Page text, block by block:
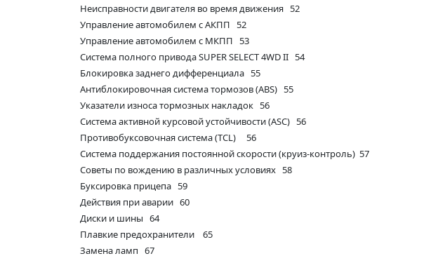
Неисправности двигателя во время движения 52
Управление автомобилем с АКПП 52
Управление автомобилем с МКПП 53
Система полного привода SUPER SELECT 4WD II 54
Блокировка заднего дифференциала 55
Антиблокировочная система тормозов (ABS) 55
Указатели износа тормозных накладок 56
Система активной курсовой устойчивости (ASC) 56
Противобуксовочная система (TCL) 56
Система поддержания постоянной скорости (круиз-контроль) 57
Советы по вождению в различных условиях 58
Буксировка прицепа 59
Действия при аварии 60
Диски и шины 64
Плавкие предохранители 65
Замена ламп 67